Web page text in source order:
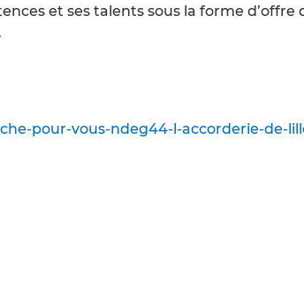
et ses talents sous la forme d’offre
pour-vous-ndeg44-l-accorderie-de-